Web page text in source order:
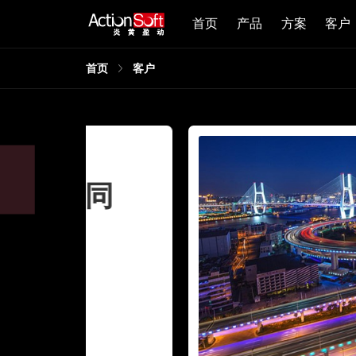
首页 产品 方案 客户
首页 客户